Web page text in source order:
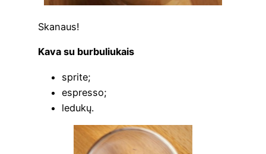
Ska­naus!
Kava su burbuliukais
spri­te;
esp­res­so;
ledu­kų.